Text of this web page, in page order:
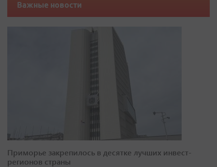
Важные новости
Приморье закрепилось в десятке лучших инвест-
регионов страны